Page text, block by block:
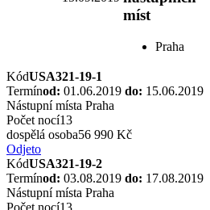
míst
Praha
KódUSA321-19-1
Termínod: 01.06.2019 do: 15.06.2019
Nástupní místa Praha
Počet nocí13
dospělá osoba56 990 Kč
Odjeto
KódUSA321-19-2
Termínod: 03.08.2019 do: 17.08.2019
Nástupní místa Praha
Počet nocí13